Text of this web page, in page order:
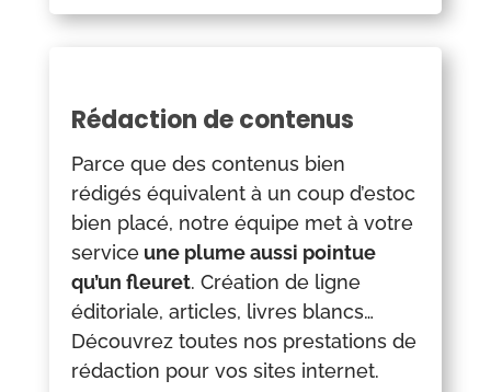
Rédaction de contenus
Parce que des contenus bien
rédigés équivalent à un coup d’estoc
bien placé, notre équipe met à votre
serviceune plume aussi pointue
qu’un fleuret. Création de ligne
éditoriale, articles, livres blancs…
Découvrez toutes nos prestations de
rédaction pour vos sites internet.